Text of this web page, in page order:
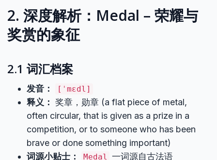
2. 深度解析：Medal – 荣耀与
奖赏的象征
2.1 词汇档案
发音： [ˈmɛdl]
释义： 奖章，勋章 (a flat piece of metal,
often circular, that is given as a prize in a
competition, or to someone who has been
brave or done something important)
词源小贴士：
Medal 一词源自古法语